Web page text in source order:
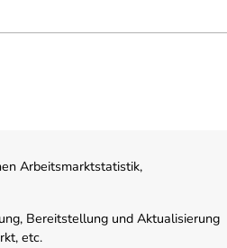
Arbeitsmarktstatistik,
Bereitstellung und Aktualisierung
etc.